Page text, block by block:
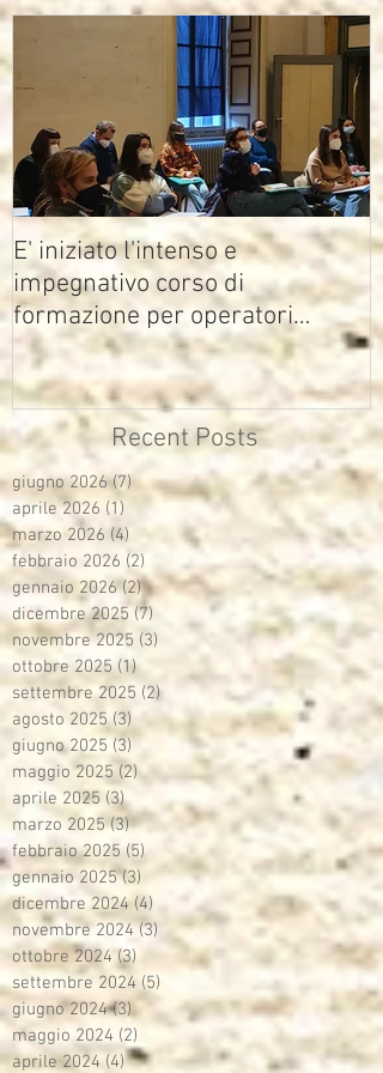
E' iniziato l'intenso e
impegnativo corso di
formazione per operatori
multimediali Avisco
Recent Posts
giugno 2026 (7) 7 post
aprile 2026 (1) 1 post
marzo 2026 (4) 4 post
febbraio 2026 (2) 2 post
gennaio 2026 (2)2 post
dicembre 2025 (7)
novembre 2025 (3)
ottobre 2025 (1)1 post
settembre 2025 (2)2 post
agosto 2025 (3) 3 post
giugno 2025 (3)
maggio 2025 (2)2 post
aprile 2025 (3)3 post
marzo 2025 (3)3 post
febbraio 2025 (5)5 post
gennaio 2025 (3) 3 post
dicembre 2024 (4) 4 post
novembre 2024 (3) 3 post
ottobre 2024 (3)
settembre 2024 (5)
giugno 2024 (3)3 post
maggio 2024 (2)
aprile 2024 (4)4 post